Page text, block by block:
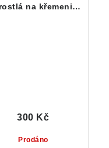
na křemeni -
Prodáno
300 Kč